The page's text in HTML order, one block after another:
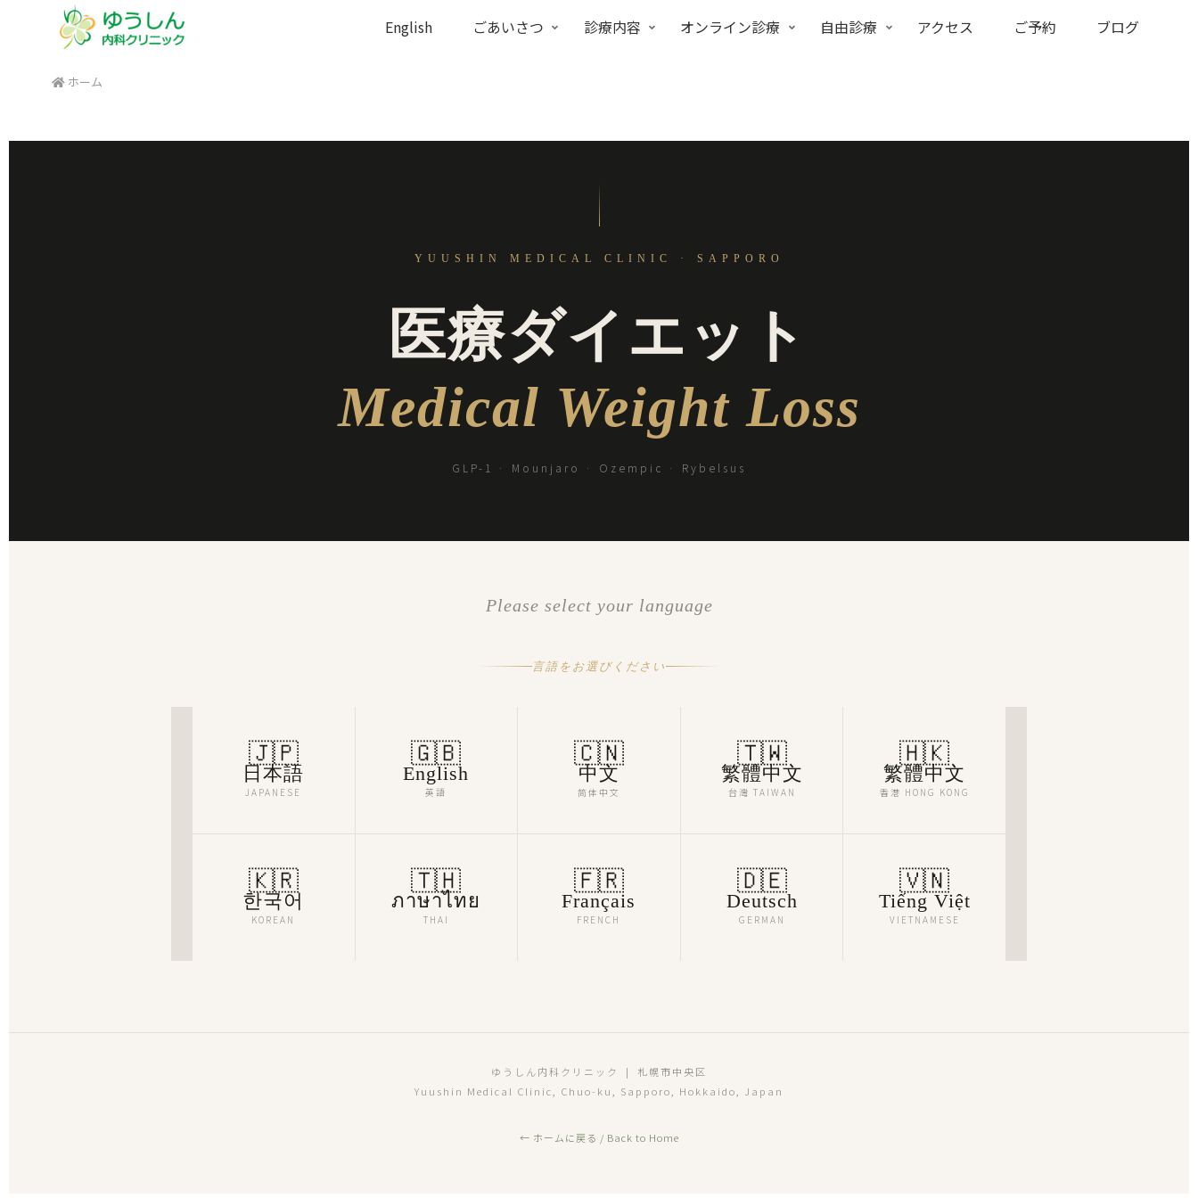
English ごあいさつ 診療内容 オンライン診療 自由診療 アクセス ご予約 ブログ
ホーム
YUUSHIN MEDICAL CLINIC · SAPPORO
医療ダイエット
Medical Weight Loss
GLP-1 · Mounjaro · Ozempic · Rybelsus
Please select your language
言語をお選びください
🇯🇵
日本語
JAPANESE
🇬🇧
English
英語
🇨🇳
中文
简体中文
🇹🇼
繁體中文
台灣 TAIWAN
🇭🇰
繁體中文
香港 HONG KONG
🇰🇷
한국어
KOREAN
🇹🇭
ภาษาไทย
THAI
🇫🇷
Français
FRENCH
🇩🇪
Deutsch
GERMAN
🇻🇳
Tiếng Việt
VIETNAMESE
ゆうしん内科クリニック | 札幌市中央区
Yuushin Medical Clinic, Chuo-ku, Sapporo, Hokkaido, Japan
← ホームに戻る / Back to Home